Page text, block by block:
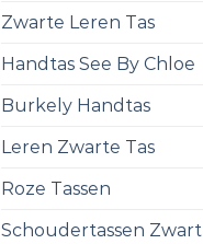
Zwarte Leren Tas
Handtas See By Chloe
Burkely Handtas
Leren Zwarte Tas
Roze Tassen
Schoudertassen Zwart